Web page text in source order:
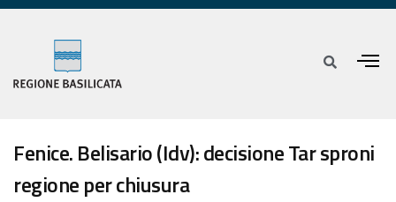
Fenice. Belisario (Idv): decisione Tar sproni
regione per chiusura